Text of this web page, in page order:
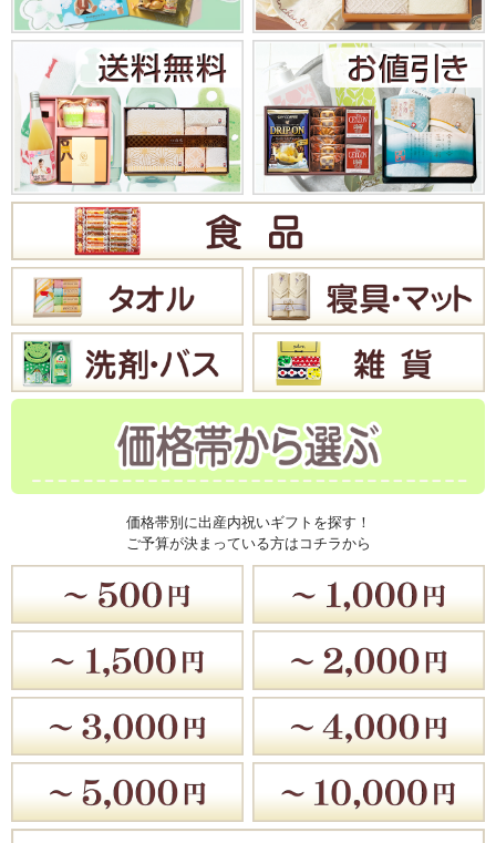
価格帯別に出産内祝いギフトを探す！
ご予算が決まっている方はコチラから